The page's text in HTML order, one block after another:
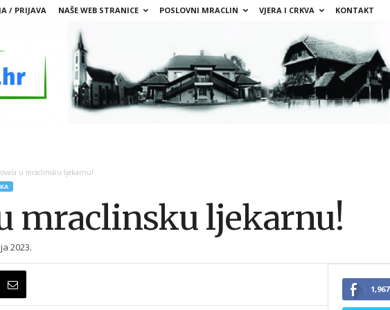
/ PRIJAVA NAŠE WEB STRANICE POSLOVNI MRACLIN VJERA I CRKVA KONTAKT
u mraclinsku ljekarnu!
mraclinsku ljekarnu!
2023.
1,967